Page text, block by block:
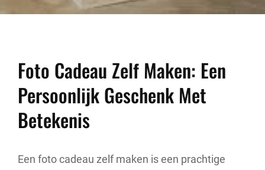
Foto Cadeau Zelf Maken: Een
Persoonlijk Geschenk Met
Betekenis
Een foto cadeau zelf maken is een prachtige